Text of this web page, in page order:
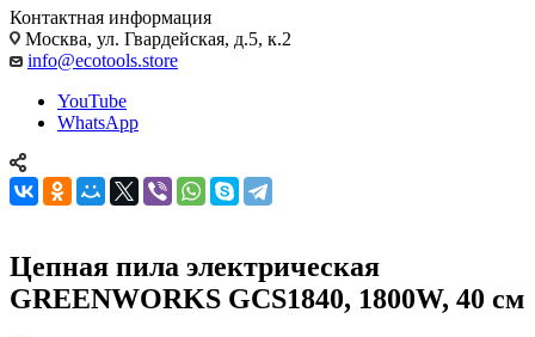
Контактная информация
Москва, ул. Гвардейская, д.5, к.2
info@ecotools.store
YouTube
WhatsApp
Цепная пила электрическая
GREENWORKS GCS1840, 1800W, 40 см